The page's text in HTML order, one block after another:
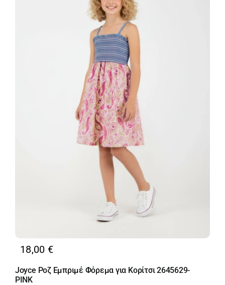
18,00 €
Joyce Ροζ Εμπριμέ Φόρεμα για Κορίτσι 2645629-
PINK